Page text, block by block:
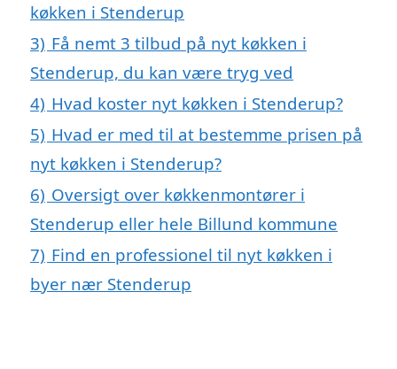
køkken i Stenderup
3) Få nemt 3 tilbud på nyt køkken i
Stenderup, du kan være tryg ved
4) Hvad koster nyt køkken i Stenderup?
5) Hvad er med til at bestemme prisen på
nyt køkken i Stenderup?
6) Oversigt over køkkenmontører i
Stenderup eller hele Billund kommune
7) Find en professionel til nyt køkken i
byer nær Stenderup